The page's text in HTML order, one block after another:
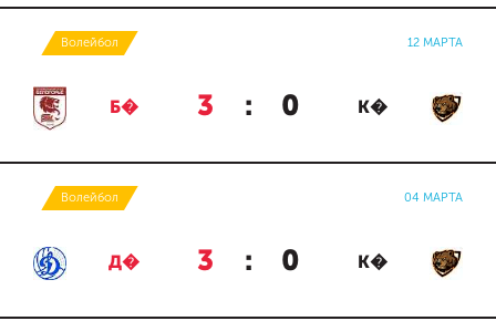
Волейбол 12 МАРТА
Б� 3 : 0 К�
Волейбол 04 МАРТА
Д� 3 : 0 К�